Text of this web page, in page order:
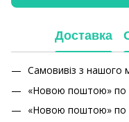
Доставка
Самовивіз з нашого
«Новою поштою» по
«Новою поштою» по